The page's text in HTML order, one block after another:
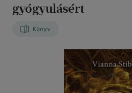
gyógyulásért
Könyv